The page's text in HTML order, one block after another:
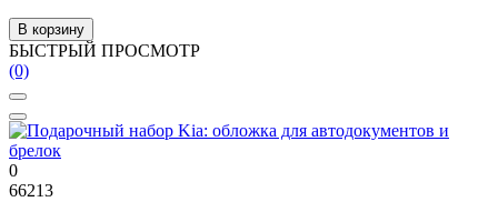
В корзину
БЫСТРЫЙ ПРОСМОТР
(0)
0
66213